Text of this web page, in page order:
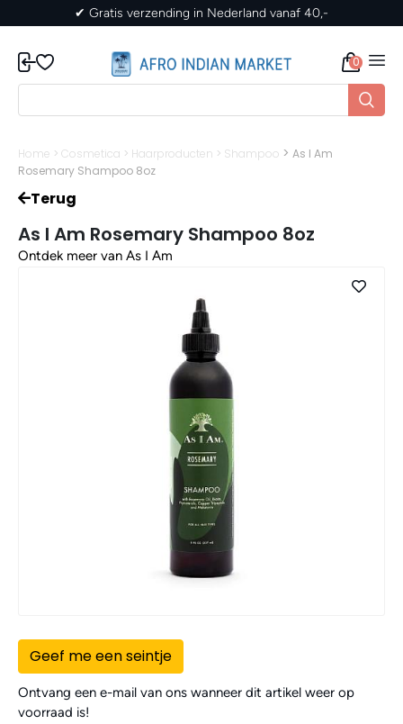
✔ Gratis verzending in Nederland vanaf 40,-
0
Home > Cosmetica > Haarproducten > Shampoo > As I Am
Rosemary Shampoo 8oz
Terug
As I Am Rosemary Shampoo 8oz
Ontdek meer van As I Am
Geef me een seintje
Ontvang een e-mail van ons wanneer dit artikel weer op
voorraad is!